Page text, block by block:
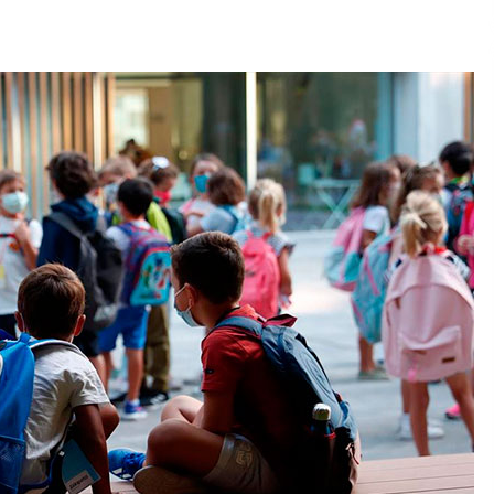
Larunbatean Plentziako Itsas
Martxa ospatuko da
2026/07/07
SOINUGELA: Paul McCartney eta
Ringo Starr-en lan berriak
2026/07/03